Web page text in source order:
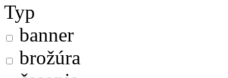
Typ
banner
brožúra